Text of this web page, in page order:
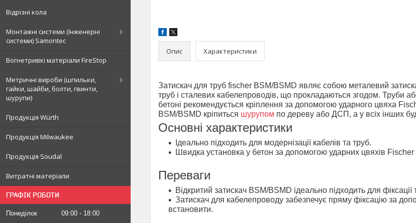
Відрізні кола
Монтажні системи (Інженерні
системи) Samontec
Вогнетривкі матеріали FireStop
Метричні вироби (шпильки,
гайки, шайби, болти, гвинти,
шурупи)
Продукція Würth
Продукція Milwaukee
Продукція Soudal
Витратні матеріали
ГРАФІК РОБОТИ
Понеділок 09:00
18:00
Опис Характеристики
Затискач для труб fischer BSM/BSMD являє собою металевий
труб і сталевих кабелепроводів, що прокладаються згодом. Труби
бетоні рекомендується кріплення за допомогою ударного цвяха
BSM/BSMD кріпиться шурупом по дереву або ДСП, а у всіх інших
Основні характеристики
Ідеально підходить для модернізації кабелів та труб.
Швидка установка у бетон за допомогою ударних цвяхів Fischer
Переваги
Відкритий затискач BSM/BSMD ідеально підходить для фіксації
Затискач для кабелепроводу забезпечує пряму фіксацію за
встановити.